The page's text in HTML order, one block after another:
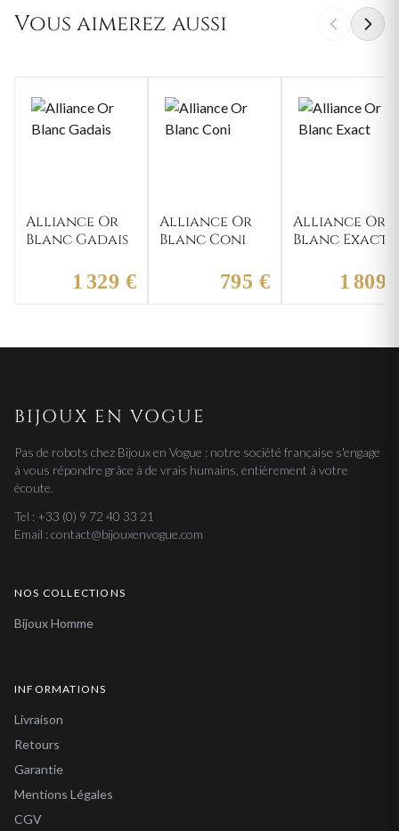
Vous aimerez aussi
Alliance Or
Blanc Gadais
1 329 €
Alliance Or
Blanc Coni
795 €
Alliance Or
Blanc Exact
1 809
BIJOUX EN VOGUE
Pas de robots chez Bijoux en Vogue : notre société française s'engage
à vous répondre grâce à de vrais humains, entièrement à votre
écoute.
Tel : +33 (0) 9 72 40 33 21
Email : contact@bijouxenvogue.com
NOS COLLECTIONS
Bijoux Homme
INFORMATIONS
Livraison
Retours
Garantie
Mentions Légales
CGV